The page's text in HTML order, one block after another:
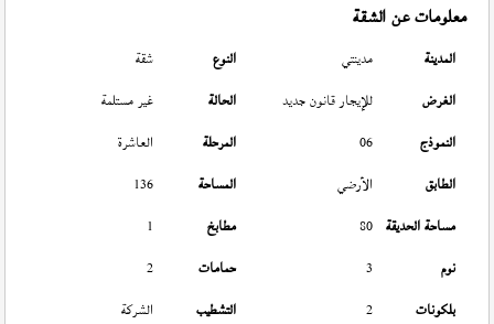
معلومات عن الشقة
المدينة مدينتي النوع
شقة
الغرض
للإيجار قانون جديد الحالة
غير مستلمة
النموذج
06 المرحلة
العاشرة
الطابق
الأرضي المساحة
136
مساحة الحديقة 80 مطابخ
1
نوم
3 حمامات
2
بلكونات
2 التشطيب
الشركة